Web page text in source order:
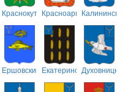
КраснокутскийКрасноармейский
Калининский
Ершовский ЕкатериновскийДуховницкий